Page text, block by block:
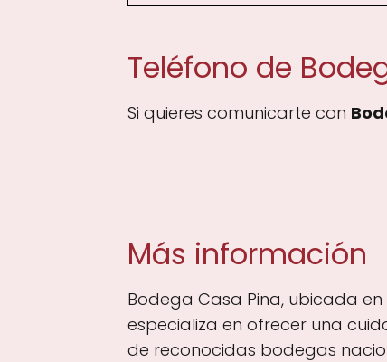
Teléfono de
Si quieres comunicarte con
Más información
Bodega Casa Pina, ubicada en
especializa en ofrecer una
de reconocidas bodegas